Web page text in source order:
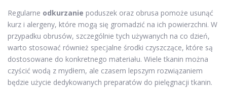
Regularne odkurzanie poduszek oraz obrusa pomoże usunąć
kurz i alergeny, które mogą się gromadzić na ich powierzchni. W
przypadku obrusów, szczególnie tych używanych na co dzień,
warto stosować również specjalne środki czyszczące, które są
dostosowane do konkretnego materiału. Wiele tkanin można
czyścić wodą z mydłem, ale czasem lepszym rozwiązaniem
będzie użycie dedykowanych preparatów do pielęgnacji tkanin.